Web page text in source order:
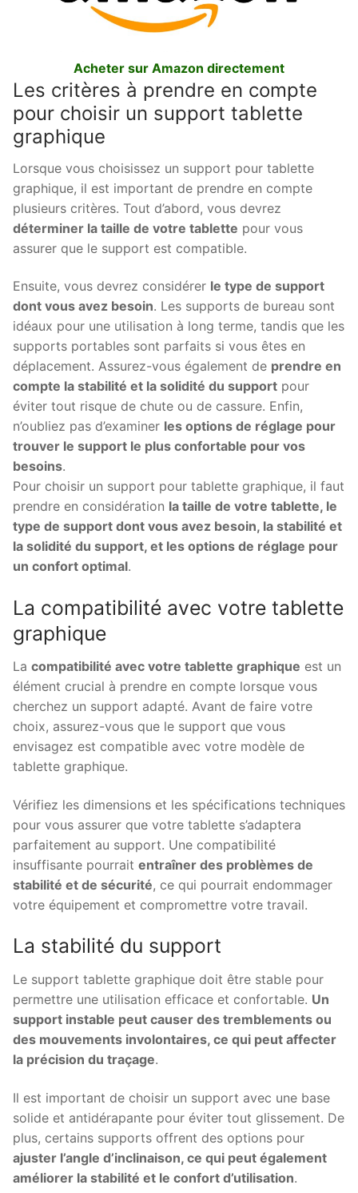
Acheter sur Amazon directement
Les critères à prendre en compte
pour choisir un support tablette
graphique
Lorsque vous choisissez un support pour tablette
graphique, il est important de prendre en compte
plusieurs critères. Tout d’abord, vous devrez
déterminer la taille de votre tablette pour vous
assurer que le support est compatible.
Ensuite, vous devrez considérer le type de support
dont vous avez besoin. Les supports de bureau sont
idéaux pour une utilisation à long terme, tandis que les
supports portables sont parfaits si vous êtes en
déplacement. Assurez-vous également de prendre en
compte la stabilité et la solidité du support pour
éviter tout risque de chute ou de cassure. Enfin,
n’oubliez pas d’examiner les options de réglage pour
trouver le support le plus confortable pour vos
besoins.
Pour choisir un support pour tablette graphique, il faut
prendre en considération la taille de votre tablette, le
type de support dont vous avez besoin, la stabilité et
la solidité du support, et les options de réglage pour
un confort optimal.
La compatibilité avec votre tablette
graphique
La compatibilité avec votre tablette graphique est un
élément crucial à prendre en compte lorsque vous
cherchez un support adapté. Avant de faire votre
choix, assurez-vous que le support que vous
envisagez est compatible avec votre modèle de
tablette graphique.
Vérifiez les dimensions et les spécifications techniques
pour vous assurer que votre tablette s’adaptera
parfaitement au support. Une compatibilité
insuffisante pourrait entraîner des problèmes de
stabilité et de sécurité, ce qui pourrait endommager
votre équipement et compromettre votre travail.
La stabilité du support
Le support tablette graphique doit être stable pour
permettre une utilisation efficace et confortable. Un
support instable peut causer des tremblements ou
des mouvements involontaires, ce qui peut affecter
la précision du traçage.
Il est important de choisir un support avec une base
solide et antidérapante pour éviter tout glissement. De
plus, certains supports offrent des options pour
ajuster l’angle d’inclinaison, ce qui peut également
améliorer la stabilité et le confort d’utilisation.